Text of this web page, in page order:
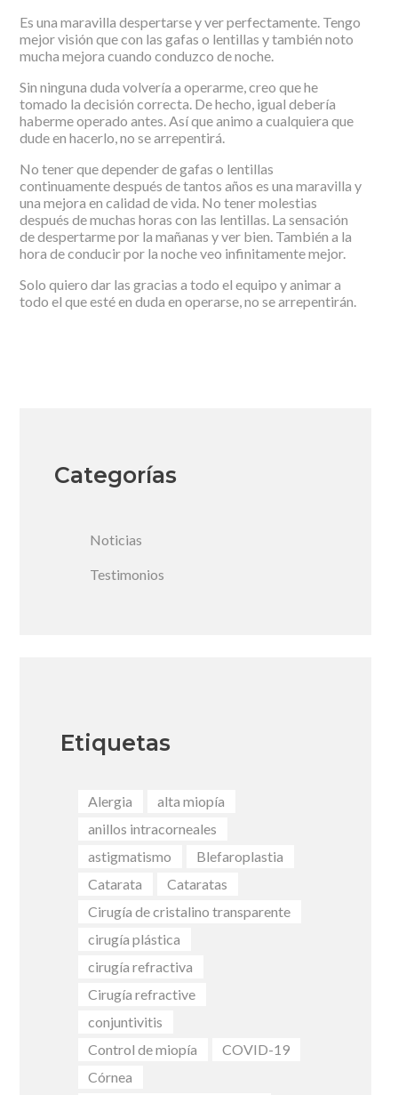
Es una maravilla despertarse y ver perfectamente. Tengo
mejor visión que con las gafas o lentillas y también noto
mucha mejora cuando conduzco de noche.
Sin ninguna duda volvería a operarme, creo que he
tomado la decisión correcta. De hecho, igual debería
haberme operado antes. Así que animo a cualquiera que
dude en hacerlo, no se arrepentirá.
No tener que depender de gafas o lentillas
continuamente después de tantos años es una maravilla y
una mejora en calidad de vida. No tener molestias
después de muchas horas con las lentillas. La sensación
de despertarme por la mañanas y ver bien. También a la
hora de conducir por la noche veo infinitamente mejor.
Solo quiero dar las gracias a todo el equipo y animar a
todo el que esté en duda en operarse, no se arrepentirán.
Categorías
Noticias
Testimonios
Etiquetas
Alergia
alta miopía
anillos intracorneales
astigmatismo
Blefaroplastia
Catarata
Cataratas
Cirugía de cristalino transparente
cirugía plástica
cirugía refractiva
Cirugía refractive
conjuntivitis
Control de miopía
COVID-19
Córnea